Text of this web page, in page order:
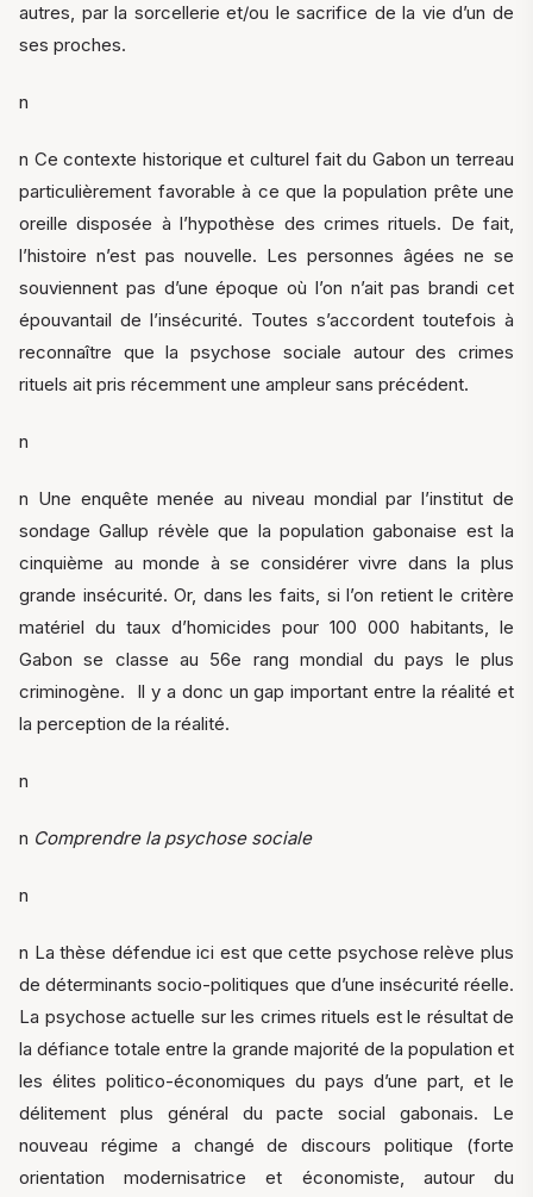
autres, par la sorcellerie et/ou le sacrifice de la vie d’un de
ses proches.
n
n Ce contexte historique et culturel fait du Gabon un terreau
particulièrement favorable à ce que la population prête une
oreille disposée à l’hypothèse des crimes rituels. De fait,
l’histoire n’est pas nouvelle. Les personnes âgées ne se
souviennent pas d’une époque où l’on n’ait pas brandi cet
épouvantail de l’insécurité. Toutes s’accordent toutefois à
reconnaître que la psychose sociale autour des crimes
rituels ait pris récemment une ampleur sans précédent.
n
n Une enquête menée au niveau mondial par l’institut de
sondage Gallup révèle que la population gabonaise est la
cinquième au monde à se considérer vivre dans la plus
grande insécurité. Or, dans les faits, si l’on retient le critère
matériel du taux d’homicides pour 100 000 habitants, le
Gabon se classe au 56e rang mondial du pays le plus
criminogène. Il y a donc un gap important entre la réalité et
la perception de la réalité.
n
n Comprendre la psychose sociale
n
n La thèse défendue ici est que cette psychose relève plus
de déterminants socio-politiques que d’une insécurité réelle.
La psychose actuelle sur les crimes rituels est le résultat de
la défiance totale entre la grande majorité de la population et
les élites politico-économiques du pays d’une part, et le
délitement plus général du pacte social gabonais. Le
nouveau régime a changé de discours politique (forte
orientation modernisatrice et économiste, autour du